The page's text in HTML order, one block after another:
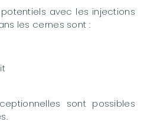
avec les injections
les cernes sont :
sont possibles